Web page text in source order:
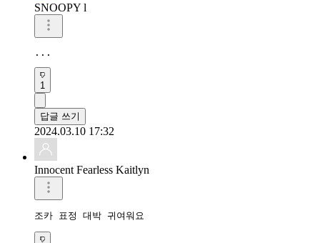
SNOOPY l
...
1
답글 쓰기
2024.03.10 17:32
Innocent Fearless Kaitlyn
조카 표정 대박 귀여워요